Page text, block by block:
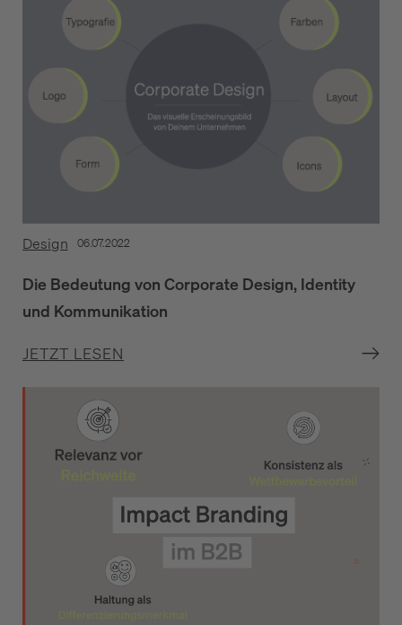
Design 06.07.2022
Die Bedeutung von Corporate Design, Identity
und Kommunikation
JETZT LESEN